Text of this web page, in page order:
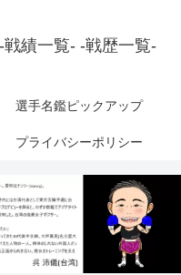
績一覧- -戦歴一覧-
選手名鑑ピックアップ
プライバシーポリシー